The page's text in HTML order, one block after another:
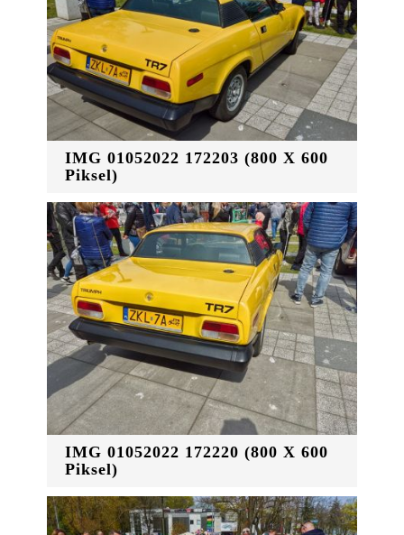
IMG 01052022 172203 (800 X 600
Piksel)
IMG 01052022 172220 (800 X 600
Piksel)